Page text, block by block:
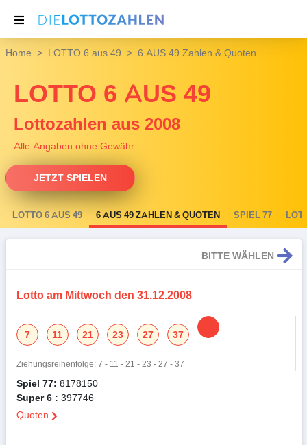
NACHRICHTEN
Home LOTTO 6 aus 49 6 AUS 49 Zahlen & Quoten
LOTTO 6 AUS 49
Lottozahlen aus 2008
Alle Angaben ohne Gewähr
JETZT SPIELEN
LOTTO 6 AUS 49 6 AUS 49 ZAHLEN & QUOTEN SPIEL 77
Lotto am Mittwoch den 31.12.2008
7 11 21 23 27 37
Ziehungsreihenfolge: 7 - 11 - 21 - 23 - 27 - 37
Spiel 77: 8178150
Super 6 : 397746
Quoten
BITTE WÄHLEN